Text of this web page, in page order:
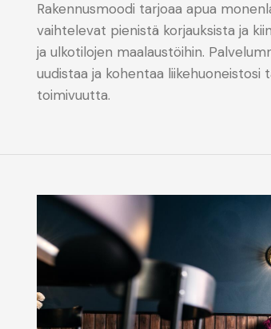
Rakennusmoodi tarjoaa apua
vaihtelevat pienistä korjauksista ja
ja ulkotilojen maalaustöihin.
uudistaa ja kohentaa liikehuoneistosi
toimivuutta.